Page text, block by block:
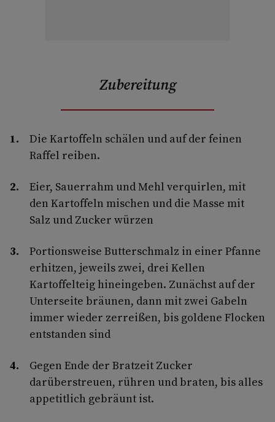
Zubereitung
Die Kartoffeln schälen und auf der feinen
Raffel reiben.
Eier, Sauerrahm und Mehl verquirlen, mit
den Kartoffeln mischen und die Masse mit
Salz und Zucker würzen
Portionsweise Butterschmalz in einer Pfanne
erhitzen, jeweils zwei, drei Kellen
Kartoffelteig hineingeben. Zunächst auf der
Unterseite bräunen, dann mit zwei Gabeln
immer wieder zerreißen, bis goldene Flocken
entstanden sind
Gegen Ende der Bratzeit Zucker
darüberstreuen, rühren und braten, bis alles
appetitlich gebräunt ist.